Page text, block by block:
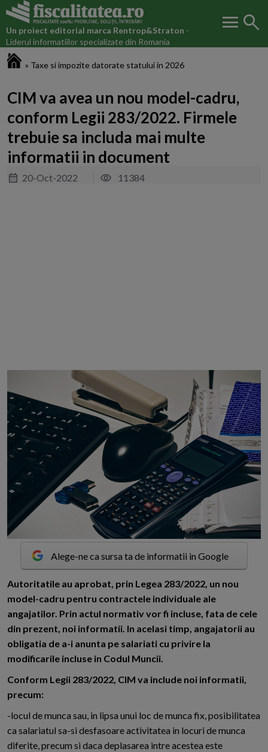
Un proiect editorial marca Rentrop&Straton -
Liderul informatiilor specializate din Romania
menu search
» Taxe si impozite datorate statului in 2026
CIM va avea un nou model-cadru,
conform Legii 283/2022. Firmele
trebuie sa includa mai multe
informatii in document
20-Oct-2022 11384
Alege-ne ca sursa ta de informatii in Google
Autoritatile au aprobat, prin Legea 283/2022, un nou
model-cadru pentru contractele individuale ale
angajatilor. Prin actul normativ vor fi incluse, fata de cele
din prezent, noi informatii. In acelasi timp, angajatorii au
obligatia de a-i anunta pe salariati cu privire la
modificarile incluse in Codul Muncii.
Conform Legii 283/2022, CIM va include noi informatii,
precum:
-locul de munca sau, in lipsa unui loc de munca fix, posibilitatea
ca salariatul sa-si desfasoare activitatea in locuri de munca
diferite, precum si daca deplasarea intre acestea este